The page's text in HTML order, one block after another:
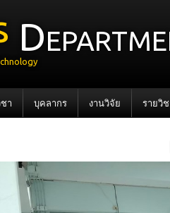
า บุคลากร งานวิจัย รายวิช